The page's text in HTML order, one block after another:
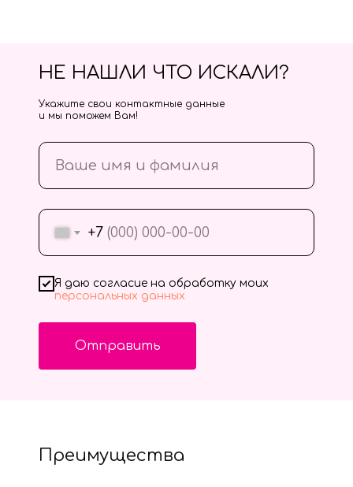
+7
Я даю согласие на обработку моих
персональных данных
Отправить
НЕ НАШЛИ ЧТО ИСКАЛИ?
Укажите свои контактные данные
и мы поможем Вам!
Преимущества